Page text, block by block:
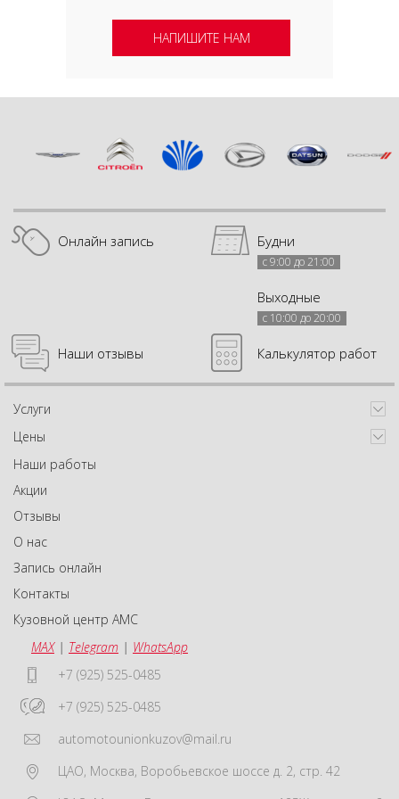
НАПИШИТЕ НАМ
Онлайн запись Будни
с 9:00 до 21:00
Выходные
с 10:00 до 20:00
Наши отзывы Калькулятор работ
Услуги
Цены
Наши работы
Акции
Отзывы
О нас
Запись онлайн
Контакты
Кузовной центр АМС
MAX| Telegram | WhatsApp
+7 (925) 525-0485
+7 (925) 525-0485
automotounionkuzov@mail.ru
ЦАО, Москва, Воробьевское шоссе д. 2, стр. 42